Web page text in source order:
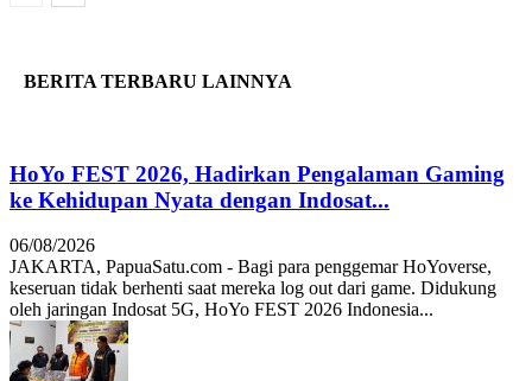
BERITA TERBARU LAINNYA
HoYo FEST 2026, Hadirkan Pengalaman Gaming
ke Kehidupan Nyata dengan Indosat...
06/08/2026
JAKARTA, PapuaSatu.com - Bagi para penggemar HoYoverse,
keseruan tidak berhenti saat mereka log out dari game. Didukung
oleh jaringan Indosat 5G, HoYo FEST 2026 Indonesia...